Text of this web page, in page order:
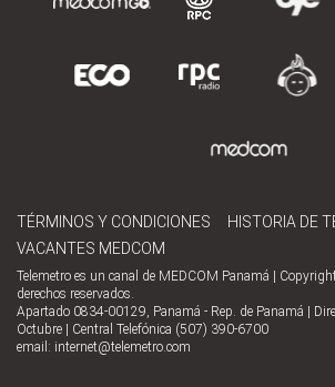
TÉRMINOS Y CONDICIONES
HISTORIA DE
VACANTES MEDCOM
Telemetro es un canal de MEDCOM Panamá |
derechos reservados.
Apartado 0834-00129, Panamá - Rep. de Panamá |
Octubre | Central Telefónica (507) 390-6700
email: internet@telemetro.com